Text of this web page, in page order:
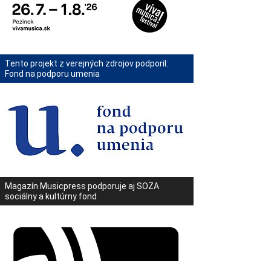
Tento projekt z verejných zdrojov podporil:
Fond na podporu umenia
Magazín Musicpress podporuje aj SOZA
sociálny a kultúrny fond